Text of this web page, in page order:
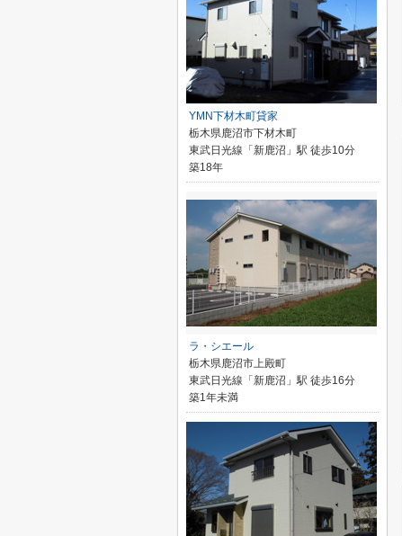
YMN下材木町貸家
栃木県鹿沼市下材木町
東武日光線「新鹿沼」駅 徒歩10分
築18年
ラ・シエール
栃木県鹿沼市上殿町
東武日光線「新鹿沼」駅 徒歩16分
築1年未満